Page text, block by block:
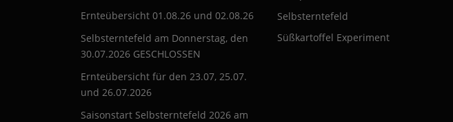
Ernteübersicht 01.08.26 und 02.08.26
Selbsterntefeld am Donnerstag, den
30.07.2026 GESCHLOSSEN
Ernteübersicht für den 23.07, 25.07.
und 26.07.2026
Saisonstart Selbsterntefeld 2026 am
Selbsterntefeld
Süßkartoffel Experiment